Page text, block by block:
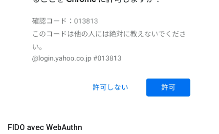
FIDO avec WebAuthn